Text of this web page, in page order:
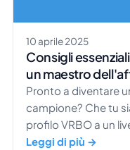
10 aprile 2025
Consigli
un maestro
Pronto a diventare
campione? Che tu
profilo VRBO a un
perfetto è la chiave
Leggi di più →